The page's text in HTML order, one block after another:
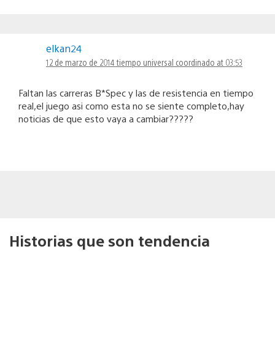
elkan24
12 de marzo de 2014 tiempo universal coordinado at 03:53
Faltan las carreras B*Spec y las de resistencia en tiempo
real,el juego asi como esta no se siente completo,hay
noticias de que esto vaya a cambiar?????
Historias que son tendencia